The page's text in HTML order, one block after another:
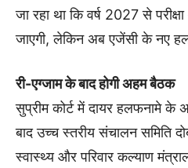
जा रहा था कि वर्ष 2027 से
जाएगी, लेकिन अब एजेंसी के नए
री-एग्जाम के बाद होगी अहम बैठक
सुप्रीम कोर्ट में दायर हलफनामे के
बाद उच्च स्तरीय संचालन समिति
स्वास्थ्य और परिवार कल्याण